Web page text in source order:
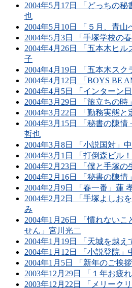
2004年5月17日 「どっちの
也
2004年5月10日 「５月、青山
2004年5月3日 「手塚学校の
2004年4月26日 「五本木ヒ
子
2004年4月19日 「五本木ス
2004年4月12日 「BOYS BE
2004年4月5日 「インターン
2004年3月29日 「旅立ちの時
2004年3月22日 「勤務実態と
2004年3月15日 「秘書の陳
哲也
2004年3月8日 「小説国対」
2004年3月1日 「打倒森ビル
2004年2月23日 「僕と手塚の
2004年2月16日 「秘書の陳情
2004年2月9日 「春一番」蓮
2004年2月2日 「手塚よしお
み
2004年1月26日 「慣れない
せん」宮川光二
2004年1月19日 「天城を越
2004年1月12日 「小説登院」
2004年1月5日 「新年のご挨
2003年12月29日 「１年お疲
2003年12月22日 「メリーク